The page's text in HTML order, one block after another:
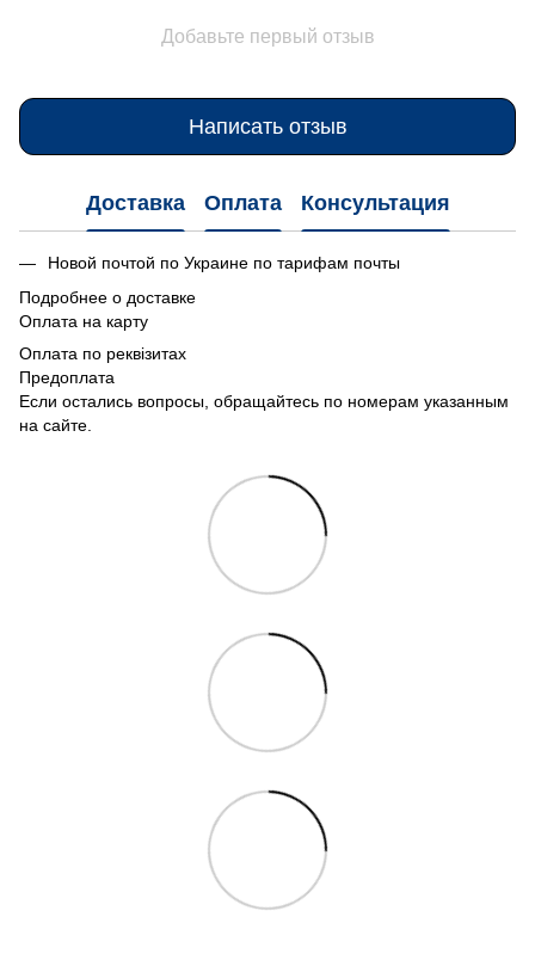
Добавьте первый отзыв
Написать отзыв
Доставка Оплата Консультация
Новой почтой по Украине по тарифам почты
Подробнее о доставке
Оплата на карту
Оплата по реквізитах
Предоплата
Если остались вопросы, обращайтесь по номерам указанным
на сайте.